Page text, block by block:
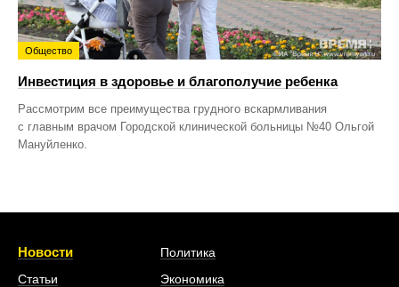
Общество
Инвестиция в здоровье и благополучие ребенка
Рассмотрим все преимущества грудного вскармливания
с главным врачом Городской клинической больницы №40 Ольгой
Мануйленко.
Новости
Статьи
Политика
Экономика